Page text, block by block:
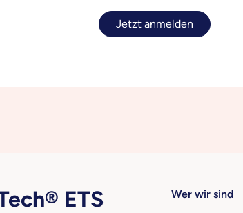
Jetzt anmelden
ETS Wer wir sind